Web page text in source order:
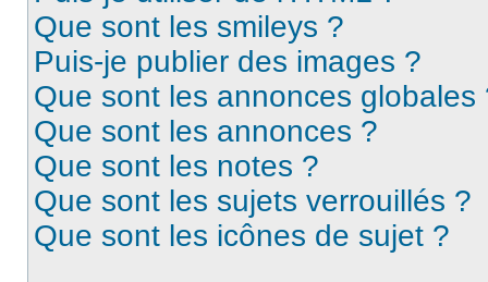
Que sont les smileys ?
Puis-je publier des images ?
Que sont les annonces globales
Que sont les annonces ?
Que sont les notes ?
Que sont les sujets verrouillés ?
Que sont les icônes de sujet ?